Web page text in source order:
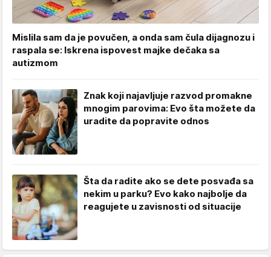
Mislila sam da je povučen, a onda sam čula dijagnozu i
raspala se: Iskrena ispovest majke dečaka sa
autizmom
Znak koji najavljuje razvod promakne
mnogim parovima: Evo šta možete da
uradite da popravite odnos
Šta da radite ako se dete posvađa sa
nekim u parku? Evo kako najbolje da
reagujete u zavisnosti od situacije